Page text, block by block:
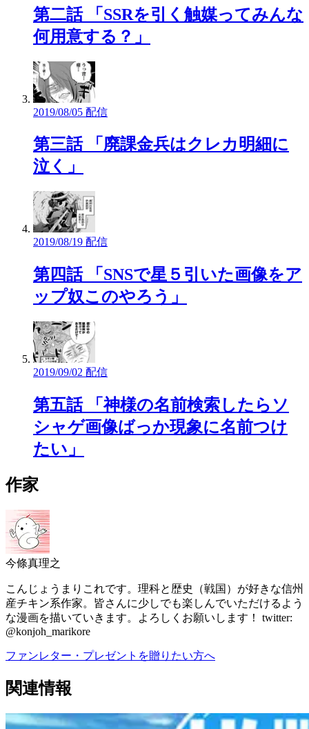
第二話 「SSRを引く触媒ってみんな
何用意する？」
2019/08/05 配信
第三話 「廃課金兵はクレカ明細に
泣く」
2019/08/19 配信
第四話 「SNSで星５引いた画像をア
ップ奴このやろう」
2019/09/02 配信
第五話 「神様の名前検索したらソ
シャゲ画像ばっか現象に名前つけ
たい」
作家
今條真理之
こんじょうまりこれです。理科と歴史（戦国）が好きな信州
産チキン系作家。皆さんに少しでも楽しんでいただけるよう
な漫画を描いていきます。よろしくお願いします！ twitter:
@konjoh_marikore
ファンレター・プレゼントを贈りたい方へ
関連情報